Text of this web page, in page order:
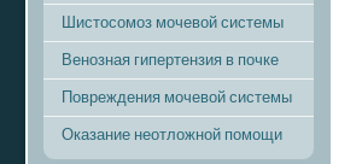
Шистосомоз мочевой системы
Венозная гипертензия в почке
Повреждения мочевой системы
Оказание неотложной помощи